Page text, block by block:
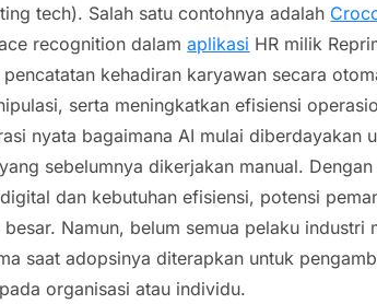
tech). Salah satu contohnya adalah
recognition dalamaplikasi HR milik
kehadiran karyawan secara
serta meningkatkan efisiensi
nyata bagaimana AI mulai diberdayakan
sebelumnya dikerjakan manual.
dan kebutuhan efisiensi, potensi
Namun, belum semua pelaku industri
saat adopsinya diterapkan untuk
organisasi atau individu.